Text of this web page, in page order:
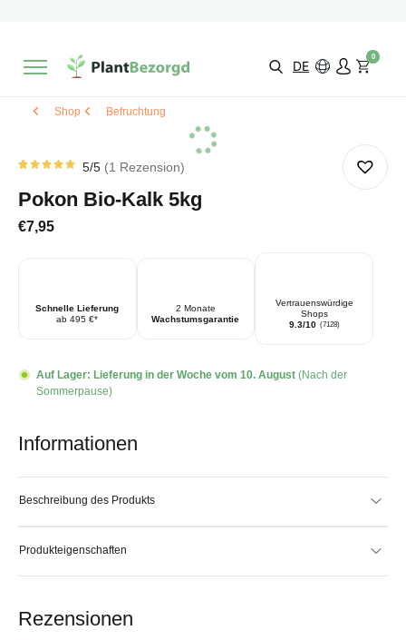
Wähle selbst
DE
0
Shop Befruchtung
von 5
basierend
Kundenbewertung
5/5 1 Rezension
Pokon Bio-Kalk 5kg
€7,95
Schnelle Lieferung
ab 495 €*
2 Monate
Wachstumsgarantie
Vertrauenswürdige
Shops
9.3/10 (7128)
Auf Lager: Lieferung in der Woche vom 10. August (Nach der
Sommerpause)
Informationen
Beschreibung des Produkts
Produkteigenschaften
Rezensionen